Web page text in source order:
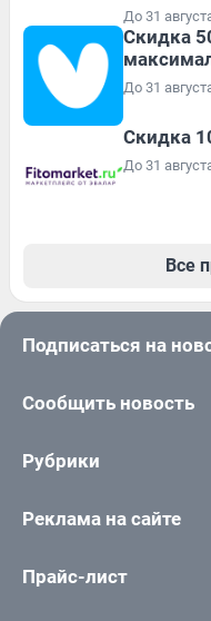
До 31
Скидка
До 31
Скидка
До 31
Все
Подписаться на
Сообщить новость
Рубрики
Реклама на сайте
Прайс-лист